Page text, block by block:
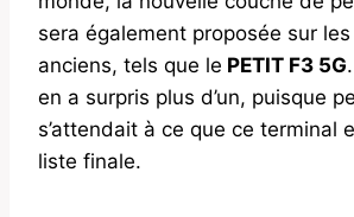
sera également proposée sur
anciens, tels que le PETIT F3 5G
en a surpris plus d’un, puisque
s’attendait à ce que ce terminal
liste finale.